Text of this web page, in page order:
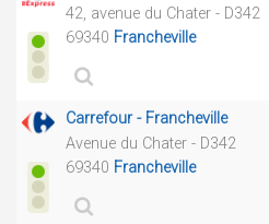
42, avenue du Chater - D342
69340 Francheville
Carrefour - Francheville
Avenue du Chater - D342
69340 Francheville